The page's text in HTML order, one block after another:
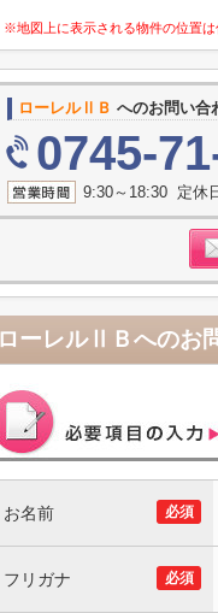
※地図上に表示される物件の位置は
ローレルⅡＢ へのお問い合
0745-
9:30～18:30 定休
ローレルⅡＢへのお
必須
お名前
必須
フリガナ